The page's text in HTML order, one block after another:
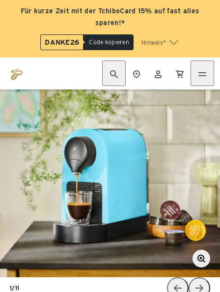
Für kurze Zeit mit der TchiboCard 15% auf fast alles
sparen!*
DANKE26 Code kopieren Hinweis*
1/11